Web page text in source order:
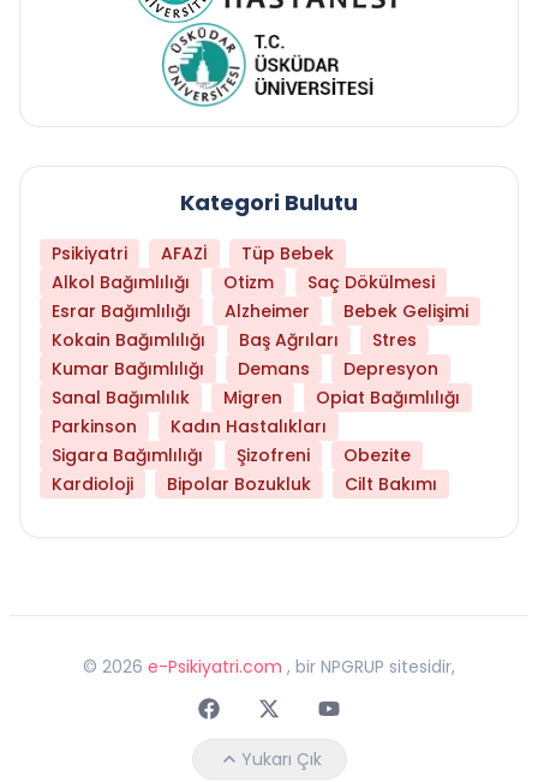
Kategori Bulutu
Psikiyatri AFAZİ
Tüp Bebek
Alkol Bağımlılığı
Otizm
Saç Dökülmesi
Esrar Bağımlılığı
Alzheimer
Bebek Gelişimi
Kokain Bağımlılığı
Baş Ağrıları
Stres
Kumar Bağımlılığı
Demans
Depresyon
Sanal Bağımlılık
Migren
Opiat Bağımlılığı
Parkinson
Kadın Hastalıkları
Sigara Bağımlılığı
Şizofreni
Obezite
Kardioloji
Bipolar Bozukluk Cilt Bakımı
© 2026 e-Psikiyatri.com , bir NPGRUP sitesidir,
FaceebokTwitterYoutube
Yukarı Çık